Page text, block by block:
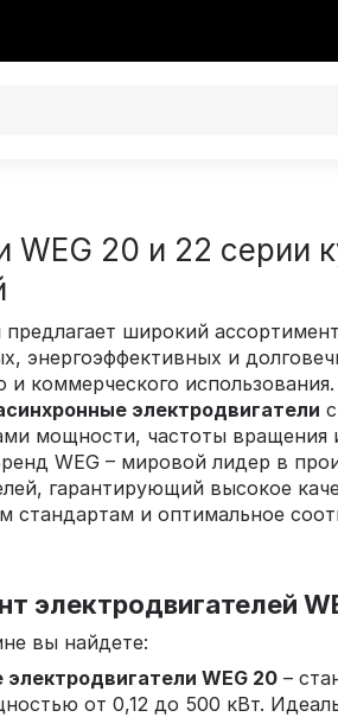
WEG 20 и 22 серии
широкий ассортимент
энергоэффективных и
коммерческого использования.
электродвигатели
мощности, частоты вращения
WEG – мировой лидер в
гарантирующий высокое
стандартам и оптимальное
электродвигателей
вы найдете:
WEG 20 –
от 0,12 до 500 кВт.